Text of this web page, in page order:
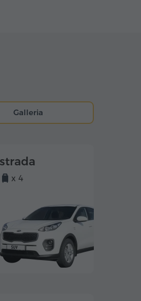
Galleria
x 4